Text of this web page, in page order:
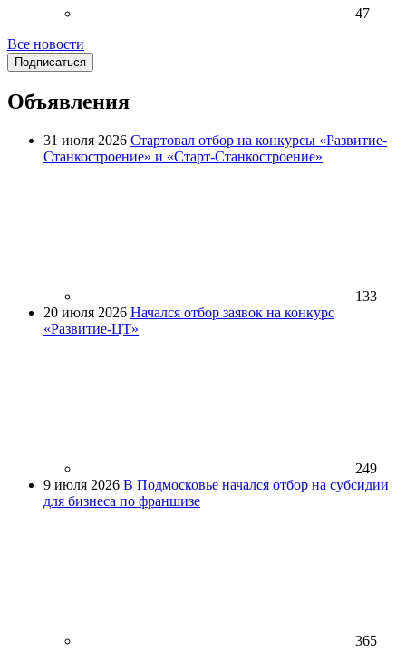
47
Все новости
Подписаться
Объявления
31 июля 2026 Стартовал отбор на конкурсы «Развитие-
Станкостроение» и «Старт-Станкостроение»
133
20 июля 2026 Начался отбор заявок на конкурс
«Развитие-ЦТ»
249
9 июля 2026 В Подмосковье начался отбор на субсидии
для бизнеса по франшизе
365